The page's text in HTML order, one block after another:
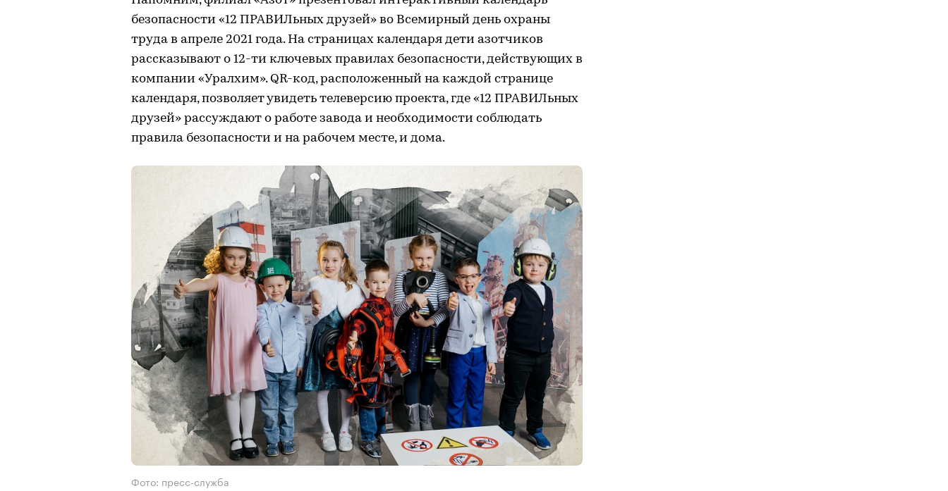
безопасности «12 ПРАВИЛьных друзей» во Всемирный день охраны
труда в апреле 2021 года. На страницах календаря дети азотчиков
рассказывают о 12-ти ключевых правилах безопасности, действующих в
компании «Уралхим». QR-код, расположенный на каждой странице
календаря, позволяет увидеть телеверсию проекта, где «12 ПРАВИЛьных
друзей» рассуждают о работе завода и необходимости соблюдать
правила безопасности и на рабочем месте, и дома.
Фото: пресс-служба